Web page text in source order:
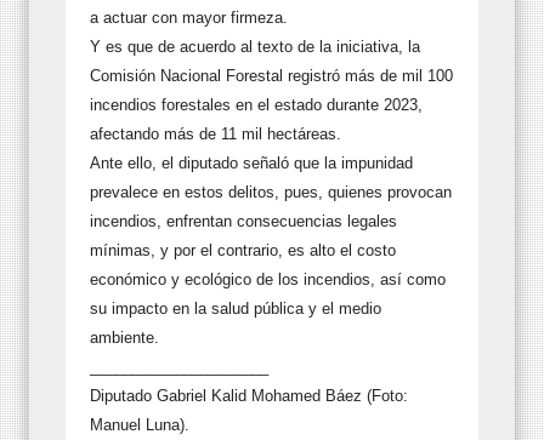
a actuar con mayor firmeza.
Y es que de acuerdo al texto de la iniciativa, la
Comisión Nacional Forestal registró más de mil 100
incendios forestales en el estado durante 2023,
afectando más de 11 mil hectáreas.
Ante ello, el diputado señaló que la impunidad
prevalece en estos delitos, pues, quienes provocan
incendios, enfrentan consecuencias legales
mínimas, y por el contrario, es alto el costo
económico y ecológico de los incendios, así como
su impacto en la salud pública y el medio
ambiente.
Diputado Gabriel Kalid Mohamed Báez (Foto:
Manuel Luna).